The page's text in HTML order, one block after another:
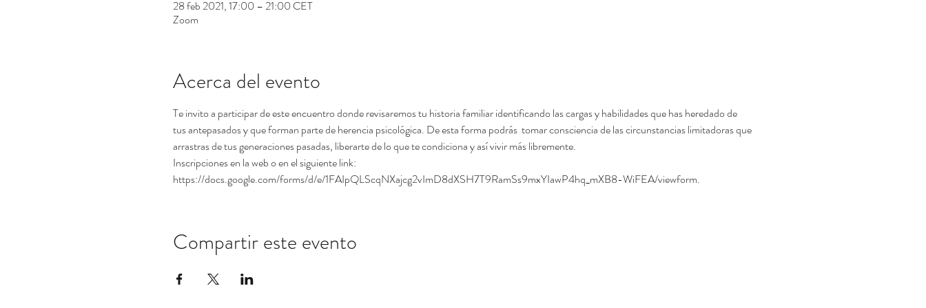
28 feb 2021, 17:00 – 21:00 CET
Zoom
Acerca del evento
Te invito a participar de este encuentro donde revisaremos tu historia familiar identificando las cargas y habilidades que has heredado de
tus antepasados y que forman parte de herencia psicológica. De esta forma podrás  tomar consciencia de las circunstancias limitadoras que
arrastras de tus generaciones pasadas, liberarte de lo que te condiciona y así vivir más libremente.
Inscripciones en la web o en el siguiente link:
https://docs.google.com/forms/d/e/1FAIpQLScqNXajcg2vImD8dXSH7T9RamSs9mxYIawP4hq_mXB8-WiFEA/viewform.
Compartir este evento